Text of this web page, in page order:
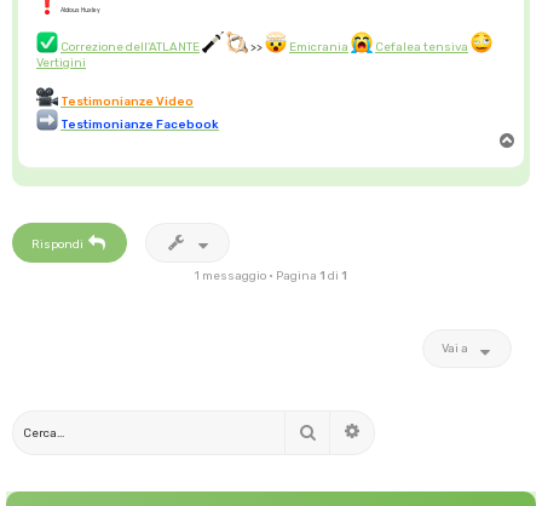
Aldous Huxley
Correzione dell'ATLANTE >> Emicrania
Cefalea tensiva
Vertigini
Testimonianze Video
Testimonianze Facebook
p
Rispondi
1 messaggio • Pagina 1 di 1
Vai a
Cerca